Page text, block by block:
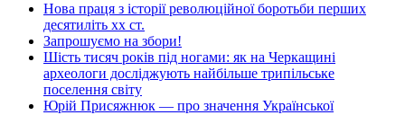
Нова праця з історії революційної боротьби перших
десятиліть хх ст.
Запрошуємо на збори!
Шість тисяч років під ногами: як на Черкащині
археологи досліджують найбільше трипільське
поселення світу
Юрій Присяжнюк — про значення Української